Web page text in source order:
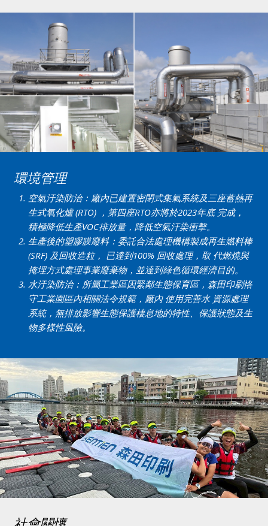
環境管理
空氣汙染防治：廠內已建置密閉式集氣系統及三座蓄熱再
生式氧化爐 (RTO) ，第四座RTO亦將於2023年底 完成，
積極降低生產VOC排放量，降低空氣汙染衝擊。
生產後的塑膠膜廢料：委託合法處理機構製成再生燃料棒
(SRF) 及回收造粒， 已達到100% 回收處理，取 代燃燒與
掩埋方式處理事業廢棄物，並達到綠色循環經濟目的。
水汙染防治：所屬工業區因緊鄰生態保育區，森田印刷恪
守工業園區內相關法令規範，廠內 使用完善水 資源處理
系統，無排放影響生態保護棲息地的特性、保護狀態及生
物多樣性風險。